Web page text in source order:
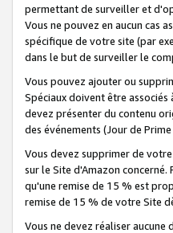
permettant de surveiller et
Vous ne pouvez en aucun cas
spécifique de votre site (par
dans le but de surveiller le
Vous pouvez ajouter ou
Spéciaux doivent être
devez présenter du contenu
des événements (Jour de
Vous devez supprimer de
sur le Site d'Amazon
qu'une remise de 15 % est
remise de 15 % de votre Site
Vous ne devez réaliser